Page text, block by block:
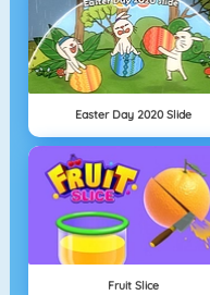
Easter Day 2020 Slide
Fruit Slice